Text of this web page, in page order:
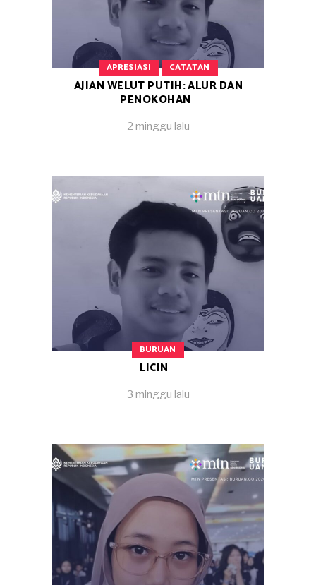
APRESIASI CATATAN
AJIAN WELUT PUTIH: ALUR DAN
PENOKOHAN
2 minggu lalu
BURUAN
LICIN
3 minggu lalu